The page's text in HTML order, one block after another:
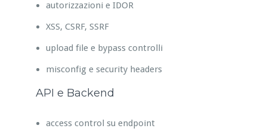
autorizzazioni e IDOR
XSS, CSRF, SSRF
upload file e bypass controlli
misconfig e security headers
API e Backend
access control su endpoint